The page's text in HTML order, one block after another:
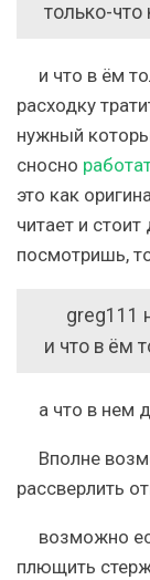
только-что
и что в ём
расходку
нужный
сносно
это как
читает и
посмотришь,
greg111
и что в ём
а что в нем
Вполне
рассверлить
возможно
плющить